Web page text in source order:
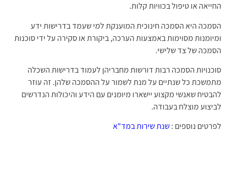
החייאה או טיפול בכוויות קלות.
הסמכה היא הסמכה חינוכית המוענקת למי שעמד בדרישות ידע
ומיומנות מסוימות באמצעות הערכה, ביקורת או סקירה על ידי סוכנות
הסמכה של צד שלישי.
סוכנויות הסמכה רבות דורשות מחבריהן לעמוד בדרישות השכלה
מתמשכת כל שנתיים על מנת לשמור על ההסמכה שלהן. זה עוזר
להבטיח שאנשי מקצוע יישארו מיומנים עם הידע והיכולות הנדרשים
לביצוע מוצלח בעבודה.
לפרטים נוספים :שנת שירות במד"א